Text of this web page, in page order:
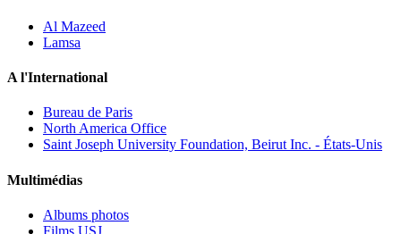
Al Mazeed
Lamsa
A l'International
Bureau de Paris
North America Office
Saint Joseph University Foundation, Beirut Inc. - États-Unis
Multimédias
Albums photos
Films USJ